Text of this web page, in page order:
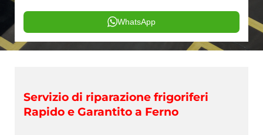
WhatsApp
Servizio di riparazione frigoriferi
Rapido e Garantito a Ferno